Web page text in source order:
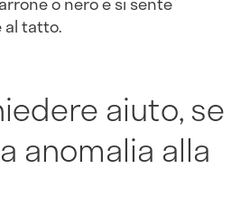
tatto.
aiuto, se
anomalia alla